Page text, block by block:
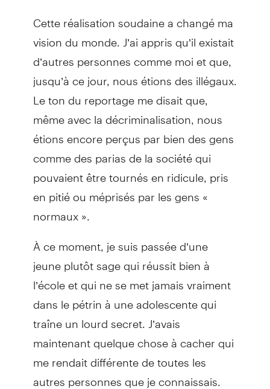
Cette réalisation soudaine a changé ma
vision du monde. J’ai appris qu’il existait
d’autres personnes comme moi et que,
jusqu’à ce jour, nous étions des illégaux.
Le ton du reportage me disait que,
même avec la décriminalisation, nous
étions encore perçus par bien des gens
comme des parias de la société qui
pouvaient être tournés en ridicule, pris
en pitié ou méprisés par les gens «
normaux ».
À ce moment, je suis passée d’une
jeune plutôt sage qui réussit bien à
l’école et qui ne se met jamais vraiment
dans le pétrin à une adolescente qui
traîne un lourd secret. J’avais
maintenant quelque chose à cacher qui
me rendait différente de toutes les
autres personnes que je connaissais.